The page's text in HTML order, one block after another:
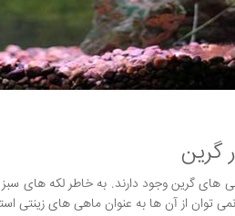
گرین
های گرین وجود دارند. به خاطر لکه های
توان از آن ها به عنوان ماهی های زینتی